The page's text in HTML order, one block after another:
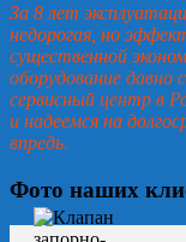
За 8 лет
недорогая, но
существенной
оборудование давно
сервисный центр в
и надеемся на
впредь.
Фото наших